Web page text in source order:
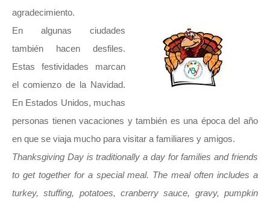
agradecimiento.
En algunas ciudades
también hacen desfiles.
Estas festividades marcan
el comienzo de la Navidad.
En Estados Unidos, muchas
personas tienen vacaciones y también es una época del año
en que se viaja mucho para visitar a familiares y amigos.
Thanksgiving Day is traditionally a day for families and friends
to get together for a special meal. The meal often includes a
turkey, stuffing, potatoes, cranberry sauce, gravy, pumpkin